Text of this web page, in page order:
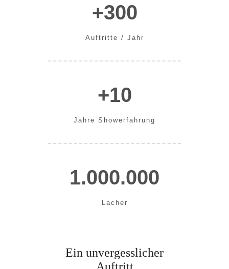
+300
Auftritte / Jahr
+10
Jahre Showerfahrung
1.000.000
Lacher
Ein unvergesslicher
Auftritt